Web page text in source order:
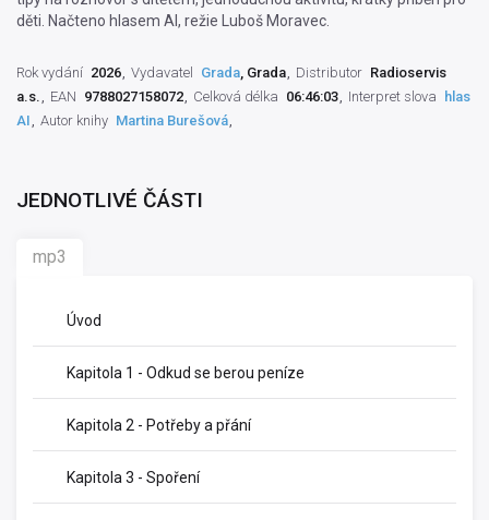
děti. Načteno hlasem AI, režie Luboš Moravec.
Rok vydání 2026 Vydavatel Grada, Grada Distributor Radioservis
a.s.
EAN 9788027158072 Celková délka 06:46:03 Interpret slova
hlas
AI
Autor knihy Martina Burešová
JEDNOTLIVÉ ČÁSTI
mp3
Úvod
Kapitola 1 - Odkud se berou peníze
Kapitola 2 - Potřeby a přání
Kapitola 3 - Spoření